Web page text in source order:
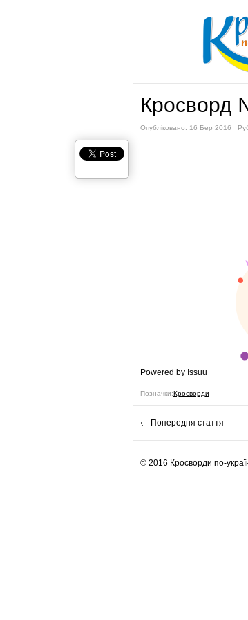
Кросворд
Опубліковано: 16 Бер 2016 ˑ
Powered by Issuu
Позначки:Кросворди
Попередня стаття
© 2016 Кросворди по-